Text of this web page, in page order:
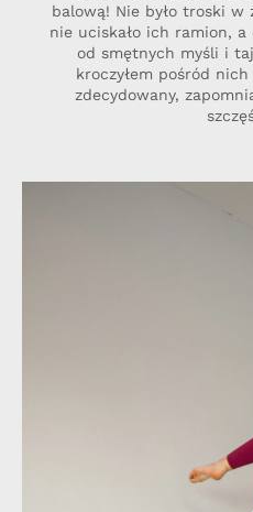
balową! Nie było troski w
nie uciskało ich ramion,
od smętnych myśli i
kroczyłem pośród
zdecydowany,